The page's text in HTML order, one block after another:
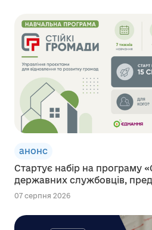
анонс
Стартує набір на програму
державних службовців,
07 серпня 2026